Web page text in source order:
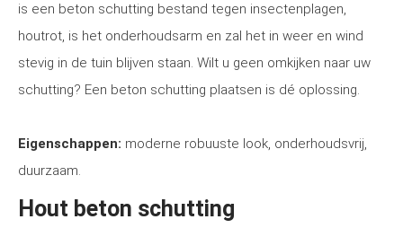
is een beton schutting bestand tegen insectenplagen,
houtrot, is het onderhoudsarm en zal het in weer en wind
stevig in de tuin blijven staan. Wilt u geen omkijken naar uw
schutting? Een beton schutting plaatsen is dé oplossing.
Eigenschappen: moderne robuuste look, onderhoudsvrij,
duurzaam.
Hout beton schutting